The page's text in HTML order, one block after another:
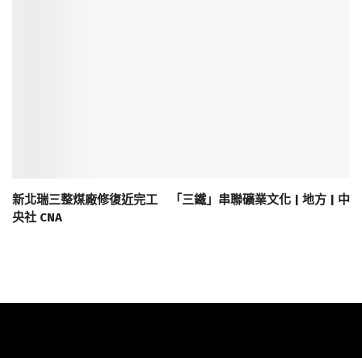
新北瑞三整煤廠修復近完工 「三鐵」串聯礦業文化 | 地方 | 中
央社 CNA